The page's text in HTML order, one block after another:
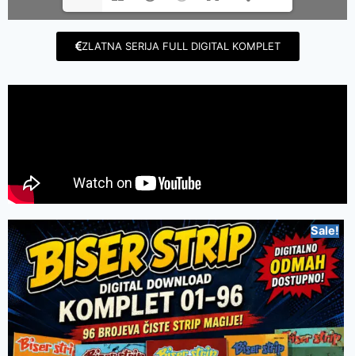
ZLATNA SERIJA FULL DIGITAL KOMPLET
Sale!